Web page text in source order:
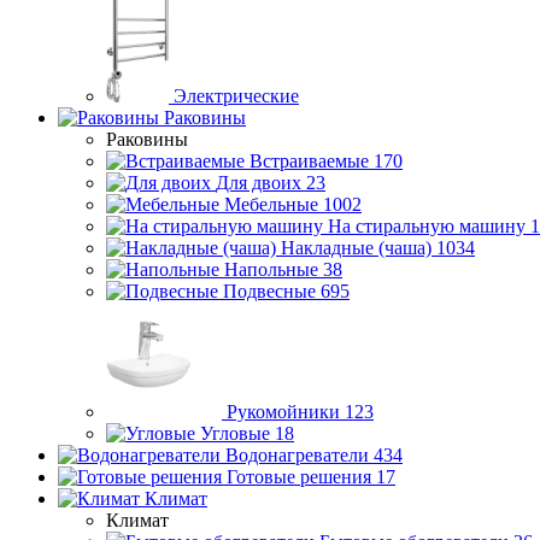
Электрические
Раковины
Раковины
Встраиваемые 170
Для двоих 23
Мебельные 1002
На стиральную машину
Накладные (чаша) 1034
Напольные 38
Подвесные 695
Рукомойники 123
Угловые 18
Водонагреватели 434
Готовые решения 17
Климат
Климат